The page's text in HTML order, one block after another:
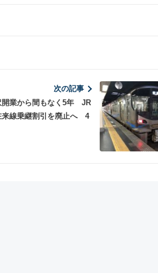
次の記事
開業から間もなく5年 JR
来線乗継割引を廃止へ 4